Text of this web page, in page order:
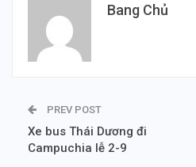
Bang Chủ
PREV POST
Xe bus Thái Dương đi
Campuchia lễ 2-9